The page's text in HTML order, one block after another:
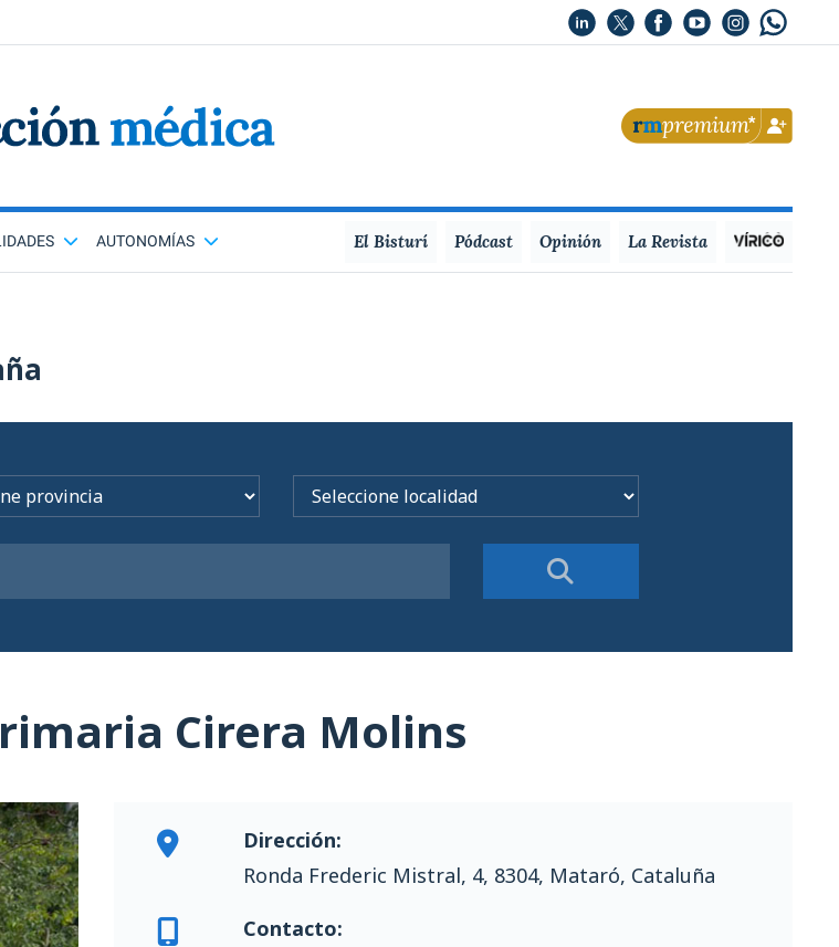
AUTONOMÍAS El Bisturí Pódcast Opinión La Revista
Cirera Molins
Dirección:
Ronda Frederic Mistral, 4, 8304, Mataró, Cataluña
Contacto: